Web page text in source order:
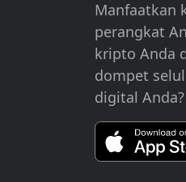
Manfaatkan
perangkat
kripto Anda
dompet
digital Anda?